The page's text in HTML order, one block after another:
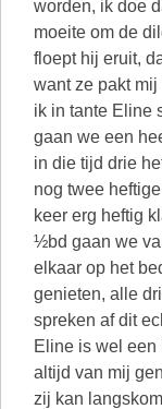
worden, ik doe
moeite om de
floept hij eruit,
want ze pakt
ik in tante Eline
gaan we een
in die tijd drie
nog twee
keer erg heftig
½bd gaan we
elkaar op het
genieten, alle
spreken af dit
Eline is wel een
altijd van mij
zij kan